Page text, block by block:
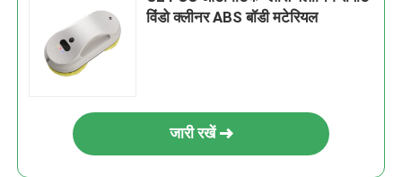
विंडो क्लीनर ABS बॉडी मटेरियल
जारी रखें